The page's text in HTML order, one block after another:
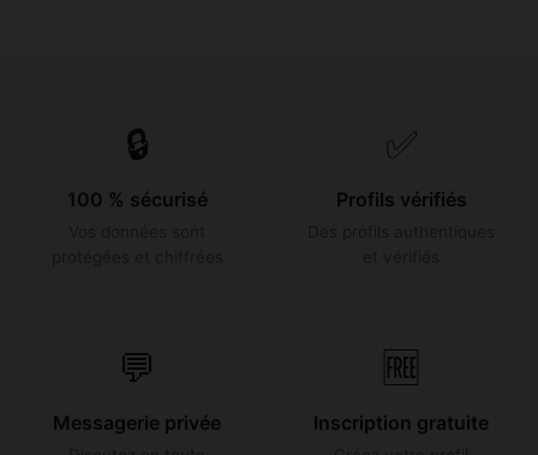
🔒
100 % sécurisé
✅
Profils vérifiés
💬
Messagerie privée
🆓
Inscription gratuite